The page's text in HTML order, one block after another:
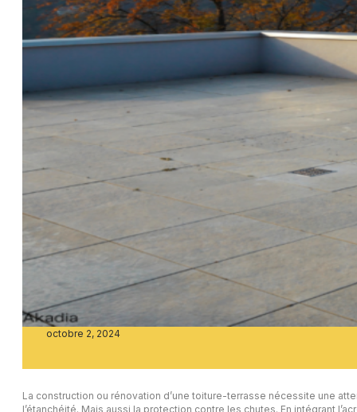
octobre 2, 2024
La construction ou rénovation d’une toiture-terrasse nécessite une
l’étanchéité. Mais aussi la protection contre les chutes. En intégrant